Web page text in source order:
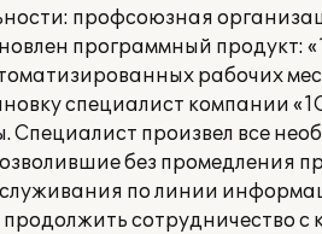
профсоюзная
программный продукт:
рабочих
специалист компании
Специалист произвел все
без промедления
по линии
сотрудничество с